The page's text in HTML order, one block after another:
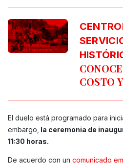
COSTO
El duelo está programado para
embargo, la ceremonia de
11:30 horas.
De acuerdo con un comunicado